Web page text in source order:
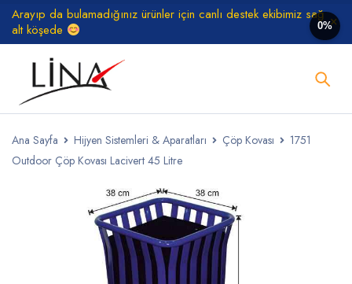
Arayıp da bulamadığınız ürünler için canlı destek ekibimiz sağ
alt köşede
Ana Sayfa Hijyen Sistemleri & Aparatları Çöp Kovası
1751
Outdoor Çöp Kovası Lacivert 45 Litre
0%